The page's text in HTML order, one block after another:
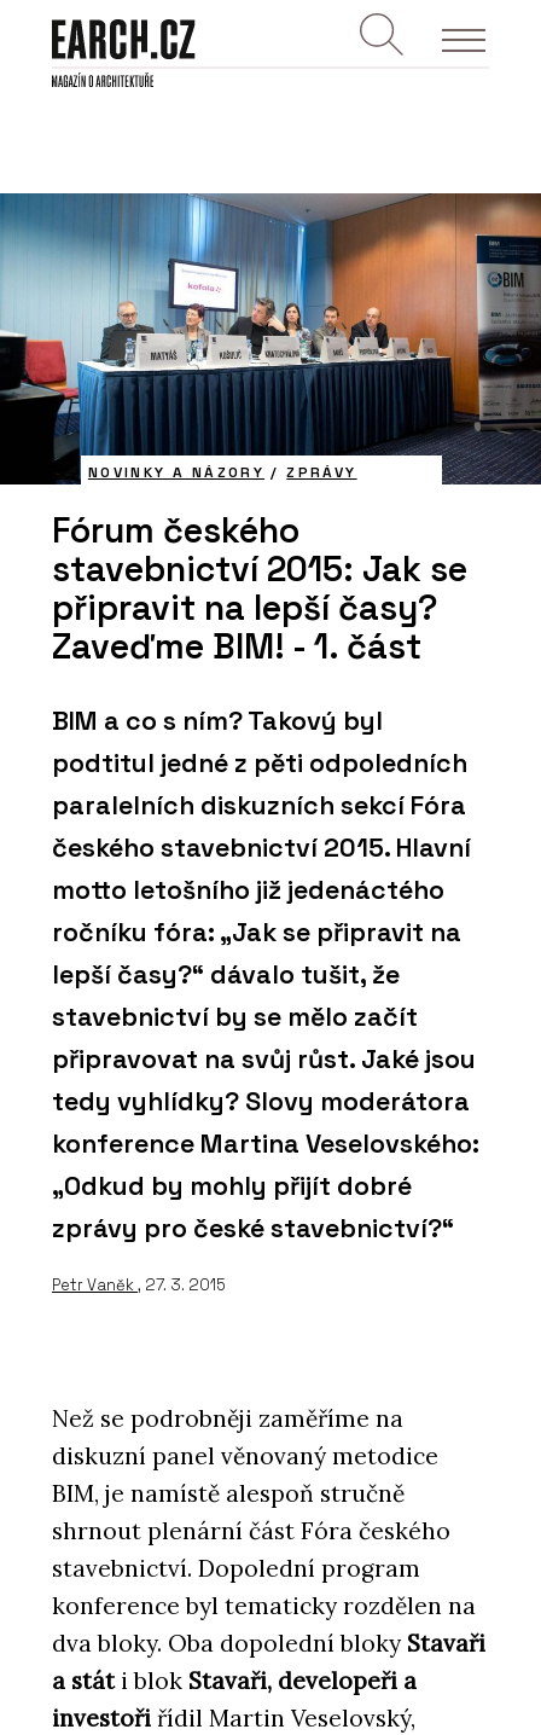
NOVINKY A NÁZORY /ZPRÁVY
Fórum českého
stavebnictví 2015: Jak se
připravit na lepší časy?
Zaveďme BIM! - 1. část
BIM a co s ním? Takový byl
podtitul jedné z pěti odpoledních
paralelních diskuzních sekcí Fóra
českého stavebnictví 2015. Hlavní
motto letošního již jedenáctého
ročníku fóra: „Jak se připravit na
lepší časy?“ dávalo tušit, že
stavebnictví by se mělo začít
připravovat na svůj růst. Jaké jsou
tedy vyhlídky? Slovy moderátora
konference Martina Veselovského:
„Odkud by mohly přijít dobré
zprávy pro české stavebnictví?“
Petr Vaněk , 27. 3. 2015
Než se podrobněji zaměříme na
diskuzní panel věnovaný metodice
BIM, je namístě alespoň stručně
shrnout plenární část Fóra českého
stavebnictví. Dopolední program
konference byl tematicky rozdělen na
dva bloky. Oba dopolední bloky Stavaři
a státi blok Stavaři, developeři a
investoři řídil Martin Veselovský,